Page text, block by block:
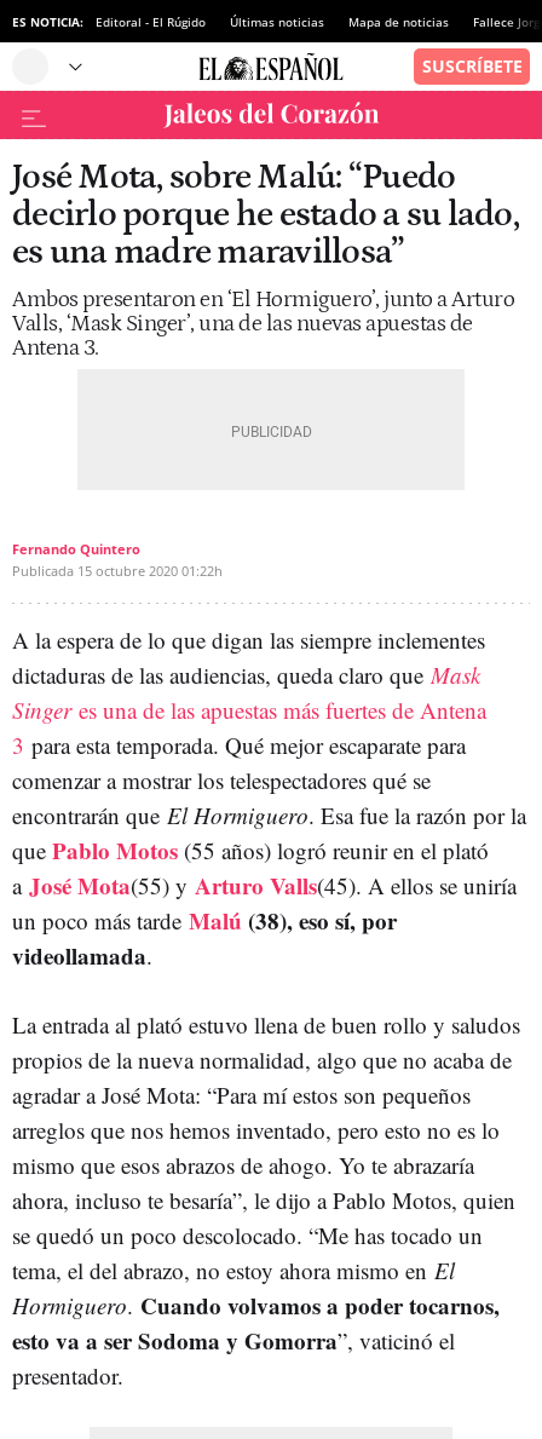
ES NOTICIA: Editoral - El Rúgido Últimas noticias Mapa de noticias Fallece
José Mota, sobre Malú: “Puedo
decirlo porque he estado a su lado,
es una madre maravillosa”
Ambos presentaron en ‘El Hormiguero’, junto a Arturo
Valls, ‘Mask Singer’, una de las nuevas apuestas de
Antena 3.
Fernando Quintero
Publicada 15 octubre 2020 01:22h
A la espera de lo que digan las siempre inclementes
dictaduras de las audiencias, queda claro queMask
Singeres una de las apuestas más fuertes de Antena
3 para esta temporada. Qué mejor escaparate para
comenzar a mostrar los telespectadores qué se
encontrarán que El Hormiguero. Esa fue la razón por la
que Pablo Motos (55 años) logró reunir en el plató
a José Mota(55) y Arturo Valls(45). A ellos se uniría
un poco más tarde Malú (38), eso sí, por
videollamada.
La entrada al plató estuvo llena de buen rollo y saludos
propios de la nueva normalidad, algo que no acaba de
agradar a José Mota: “Para mí estos son pequeños
arreglos que nos hemos inventado, pero esto no es lo
mismo que esos abrazos de ahogo. Yo te abrazaría
ahora, incluso te besaría”, le dijo a Pablo Motos, quien
se quedó un poco descolocado. “Me has tocado un
tema, el del abrazo, no estoy ahora mismo en El
Hormiguero. Cuando volvamos a poder tocarnos,
esto va a ser Sodoma y Gomorra”, vaticinó el
presentador.